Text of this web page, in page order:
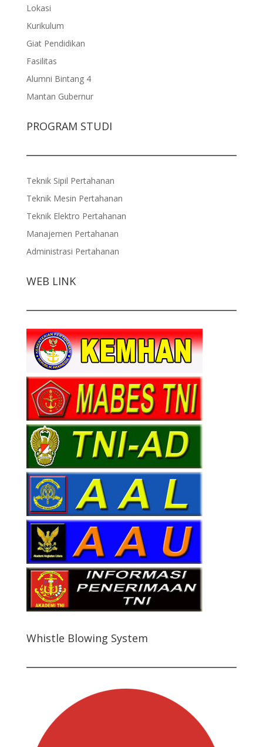
Lokasi
Kurikulum
Giat Pendidikan
Fasilitas
Alumni Bintang 4
Mantan Gubernur
PROGRAM STUDI
Teknik Sipil Pertahanan
Teknik Mesin Pertahanan
Teknik Elektro Pertahanan
Manajemen Pertahanan
Administrasi Pertahanan
WEB LINK
Whistle Blowing System